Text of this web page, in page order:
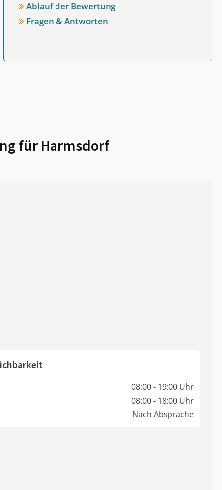
Ablauf der Bewertung
Fragen & Antworten
für Harmsdorf
08:00 - 19:00 Uhr
08:00 - 18:00 Uhr
Nach Absprache